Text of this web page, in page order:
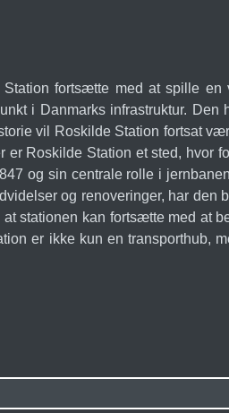
fortsætte med at spille
i Danmarks infrastruktur.
vil Roskilde Station fortsat
Roskilde Station et sted, hvor
og sin centrale rolle i
og renoveringer, har den
stationen kan fortsætte med at
er ikke kun en transporthub,